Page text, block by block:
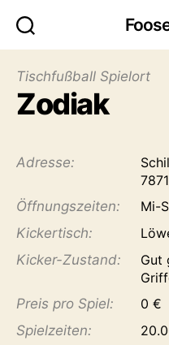
Tischfußball Spielort
Zodiak
Adresse:
Öffnungs­zeiten:
Mi-
Kicker­tisch:
Kicker-Zustand:
Gut
Preis pro Spiel:
0 €
Spiel­zeiten: